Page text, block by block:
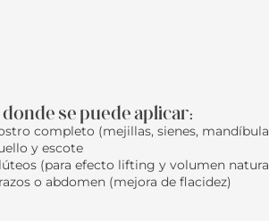
donde se puede aplicar:
completo (mejillas, sienes,
y escote
(para efecto lifting y volumen
o abdomen (mejora de flacidez)